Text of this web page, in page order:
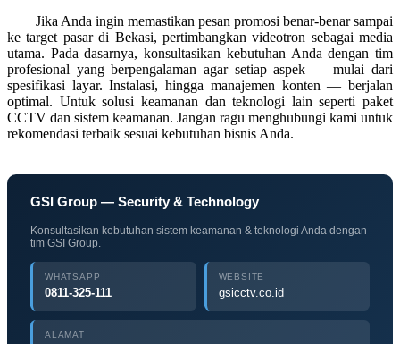
Jika Anda ingin memastikan pesan promosi benar-benar sampai
ke target pasar di Bekasi, pertimbangkan videotron sebagai media
utama. Pada dasarnya, konsultasikan kebutuhan Anda dengan tim
profesional yang berpengalaman agar setiap aspek — mulai dari
spesifikasi layar. Instalasi, hingga manajemen konten — berjalan
optimal. Untuk solusi keamanan dan teknologi lain seperti paket
CCTV dan sistem keamanan. Jangan ragu menghubungi kami untuk
rekomendasi terbaik sesuai kebutuhan bisnis Anda.
GSI Group — Security & Technology
Konsultasikan kebutuhan sistem keamanan & teknologi Anda dengan
tim GSI Group.
WHATSAPP
0811-325-111
WEBSITE
gsicctv.co.id
ALAMAT